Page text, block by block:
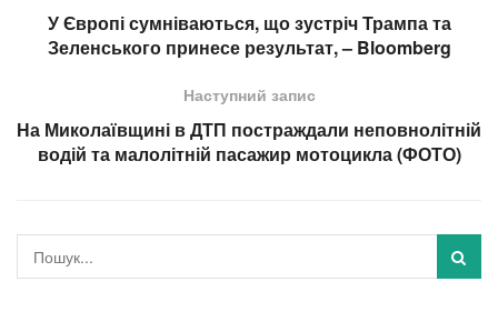
У Європі сумніваються, що зустріч Трампа та
Зеленського принесе результат, – Bloomberg
Наступний запис
На Миколаївщині в ДТП постраждали неповнолітній
водій та малолітній пасажир мотоцикла (ФОТО)